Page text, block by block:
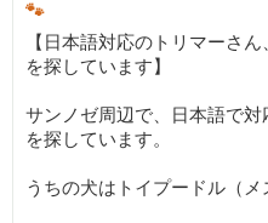
🐾
【日本語対応のトリマーさ
を探しています】
サンノゼ周辺で、日本語で
を探しています。
うちの犬はトイプードル（メ